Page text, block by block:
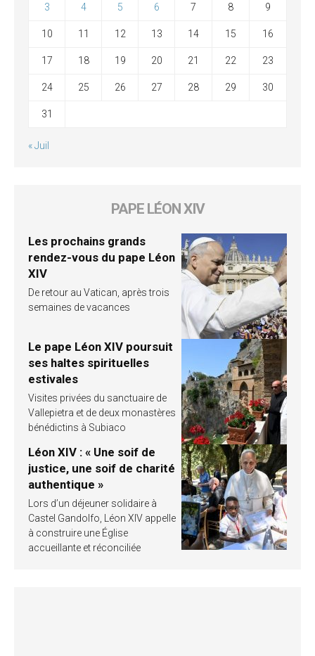
3 4 5 6 7 8 9
10 11 12 13 14 15 16
17 18 19 20 21 22 23
24 25 26 27 28 29 30
31
« Juil
PAPE LÉON XIV
Les prochains grands
rendez-vous du pape Léon
XIV
De retour au Vatican, après trois
semaines de vacances
Le pape Léon XIV poursuit
ses haltes spirituelles
estivales
Visites privées du sanctuaire de
Vallepietra et de deux monastères
bénédictins à Subiaco
Léon XIV : « Une soif de
justice, une soif de charité
authentique »
Lors d’un déjeuner solidaire à
Castel Gandolfo, Léon XIV appelle
à construire une Église
accueillante et réconciliée